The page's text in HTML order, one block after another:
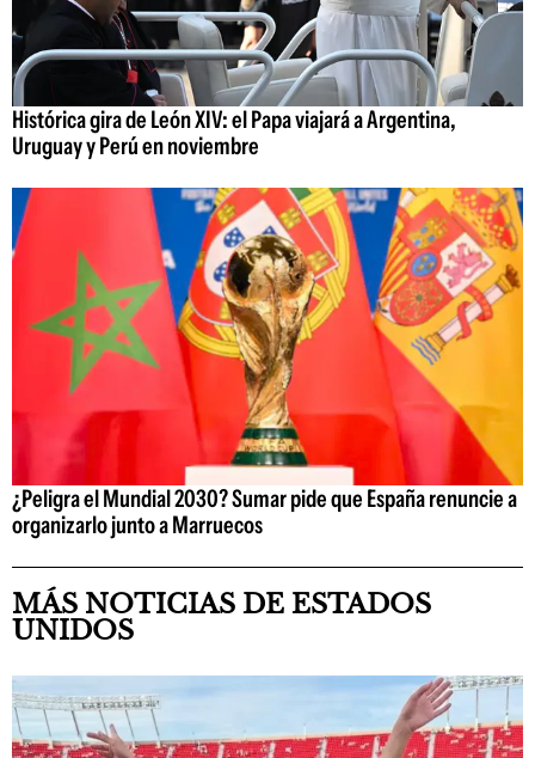
Histórica gira de León XIV: el Papa viajará a Argentina,
Uruguay y Perú en noviembre
¿Peligra el Mundial 2030? Sumar pide que España renuncie a
organizarlo junto a Marruecos
MÁS NOTICIAS DE ESTADOS
UNIDOS